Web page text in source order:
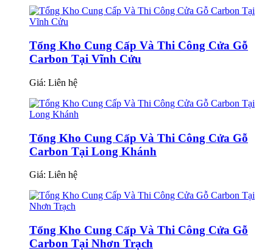
Tổng Kho Cung Cấp Và Thi Công Cửa Gỗ
Carbon Tại Vĩnh Cửu
Giá: Liên hệ
Tổng Kho Cung Cấp Và Thi Công Cửa Gỗ
Carbon Tại Long Khánh
Giá: Liên hệ
Tổng Kho Cung Cấp Và Thi Công Cửa Gỗ
Carbon Tại Nhơn Trạch